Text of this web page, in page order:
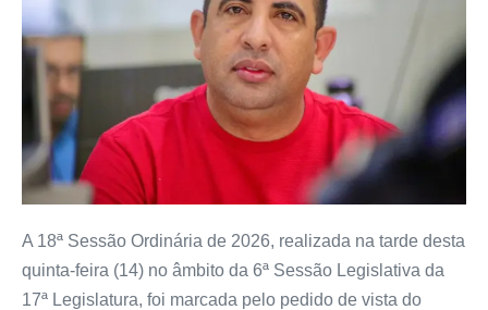
A 18ª Sessão Ordinária de 2026, realizada na tarde desta
quinta-feira (14) no âmbito da 6ª Sessão Legislativa da
17ª Legislatura, foi marcada pelo pedido de vista do